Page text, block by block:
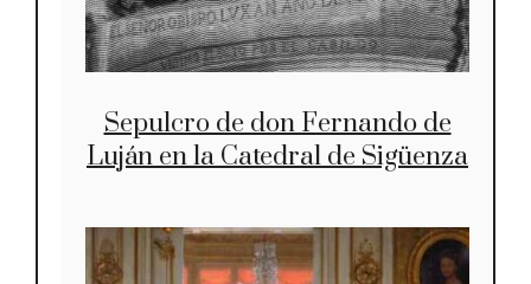
Sepulcro de don Fernando de
Luján en la Catedral de Sigüenza